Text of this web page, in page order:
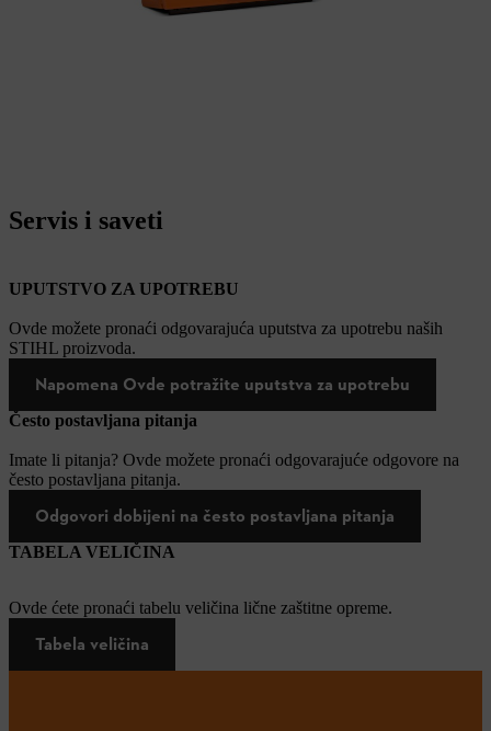
Servis i saveti
UPUTSTVO ZA UPOTREBU
Ovde možete pronaći odgovarajuća uputstva za upotrebu naših
STIHL proizvoda.
Napomena Ovde potražite uputstva za upotrebu
Često postavljana pitanja
Imate li pitanja? Ovde možete pronaći odgovarajuće odgovore na
često postavljana pitanja.
Odgovori dobijeni na često postavljana pitanja
TABELA VELIČINA
Ovde ćete pronaći tabelu veličina lične zaštitne opreme.
Tabela veličina